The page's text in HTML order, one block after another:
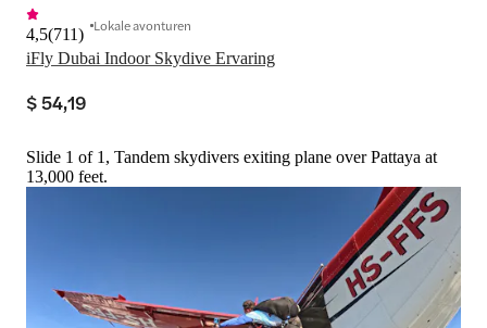
iFly Dubai Indoor Skydive Ervaring
4,5(711) Lokale avonturen
$ 54,19
Slide 1 of 1, Tandem skydivers exiting plane over Pattaya at
13,000 feet.